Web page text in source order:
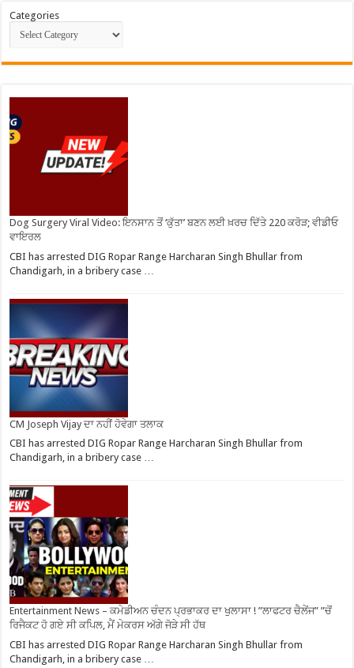
Categories
Dog Surgery Viral Video: ਇਨਸਾਨ ਤੋਂ ‘ਕੁੱਤਾ’ ਬਣਨ ਲਈ ਖ਼ਰਚ ਦਿੱਤੇ 220 ਕਰੋੜ; ਵੀਡੀਓ
ਵਾਇਰਲ
CBI has arrested DIG Ropar Range Harcharan Singh Bhullar from
Chandigarh, in a bribery case …
CM Joseph Vijay ਦਾ ਨਹੀਂ ਹੋਵੇਗਾ ਤਲਾਕ
CBI has arrested DIG Ropar Range Harcharan Singh Bhullar from
Chandigarh, in a bribery case …
Entertainment News – ਕਮੇਡੀਅਨ ਚੰਦਨ ਪ੍ਰਭਾਕਰ ਦਾ ਖੁਲਾਸਾ ! ”ਲਾਫਟਰ ਚੈਲੇਂਜ” ”ਚੋਂ
ਰਿਜੈਕਟ ਹੋ ਗਏ ਸੀ ਕਪਿਲ, ਮੈਂ ਮੇਕਰਸ ਅੱਗੇ ਜੋੜੇ ਸੀ ਹੱਥ
CBI has arrested DIG Ropar Range Harcharan Singh Bhullar from
Chandigarh, in a bribery case …